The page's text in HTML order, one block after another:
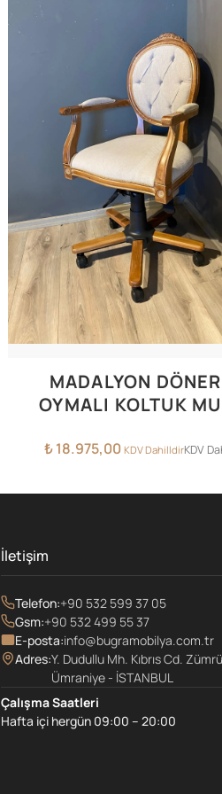
MADALYON
OYMALI KOLTUK
₺18.975,00 KDV DahilldirKDV
İletişim
Telefon:+90 532 599 37 05
Gsm:+90 532 499 55 37
E-posta:info@bugramobilya.com.tr
Adres:Y. Dudullu Mh. Kıbrıs Cd.
Ümraniye - İSTANBUL
Çalışma Saatleri
Hafta içi hergün 09:00 – 20:00